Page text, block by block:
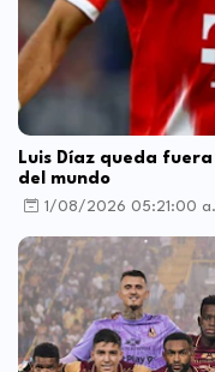
Luis Díaz queda
del mundo
1/08/2026 05:21:00 a.